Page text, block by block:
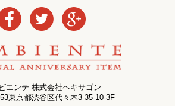
エンテ-株式会社ヘキサゴン
東京都渋谷区代々木3-35-10-3F